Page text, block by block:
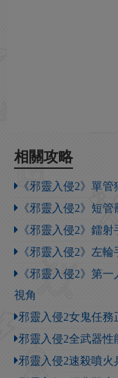
相關攻略
《邪靈入侵2》單
《邪靈入侵2》短
《邪靈入侵2》鐳
《邪靈入侵2》左
《邪靈入侵2》第
視角
邪靈入侵2女鬼任務
邪靈入侵2全武器
邪靈入侵2速殺噴火